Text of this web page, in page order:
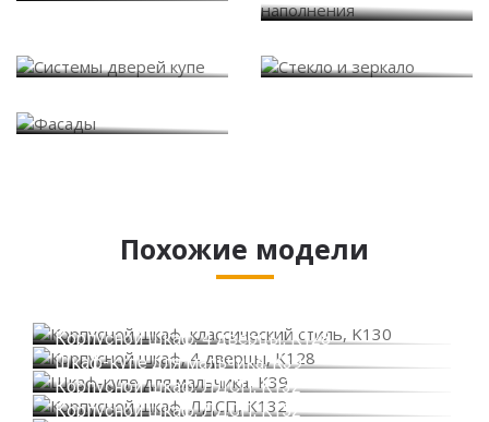
Похожие модели
Корпусной шкаф, 4 дверцы, K128
Шкаф-купе для мальчика, K39
Корпусной шкаф, ЛДСП, K132
Корпусной шкаф, ЛДСП, K152